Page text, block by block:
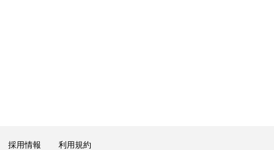
採用情報 利用規約